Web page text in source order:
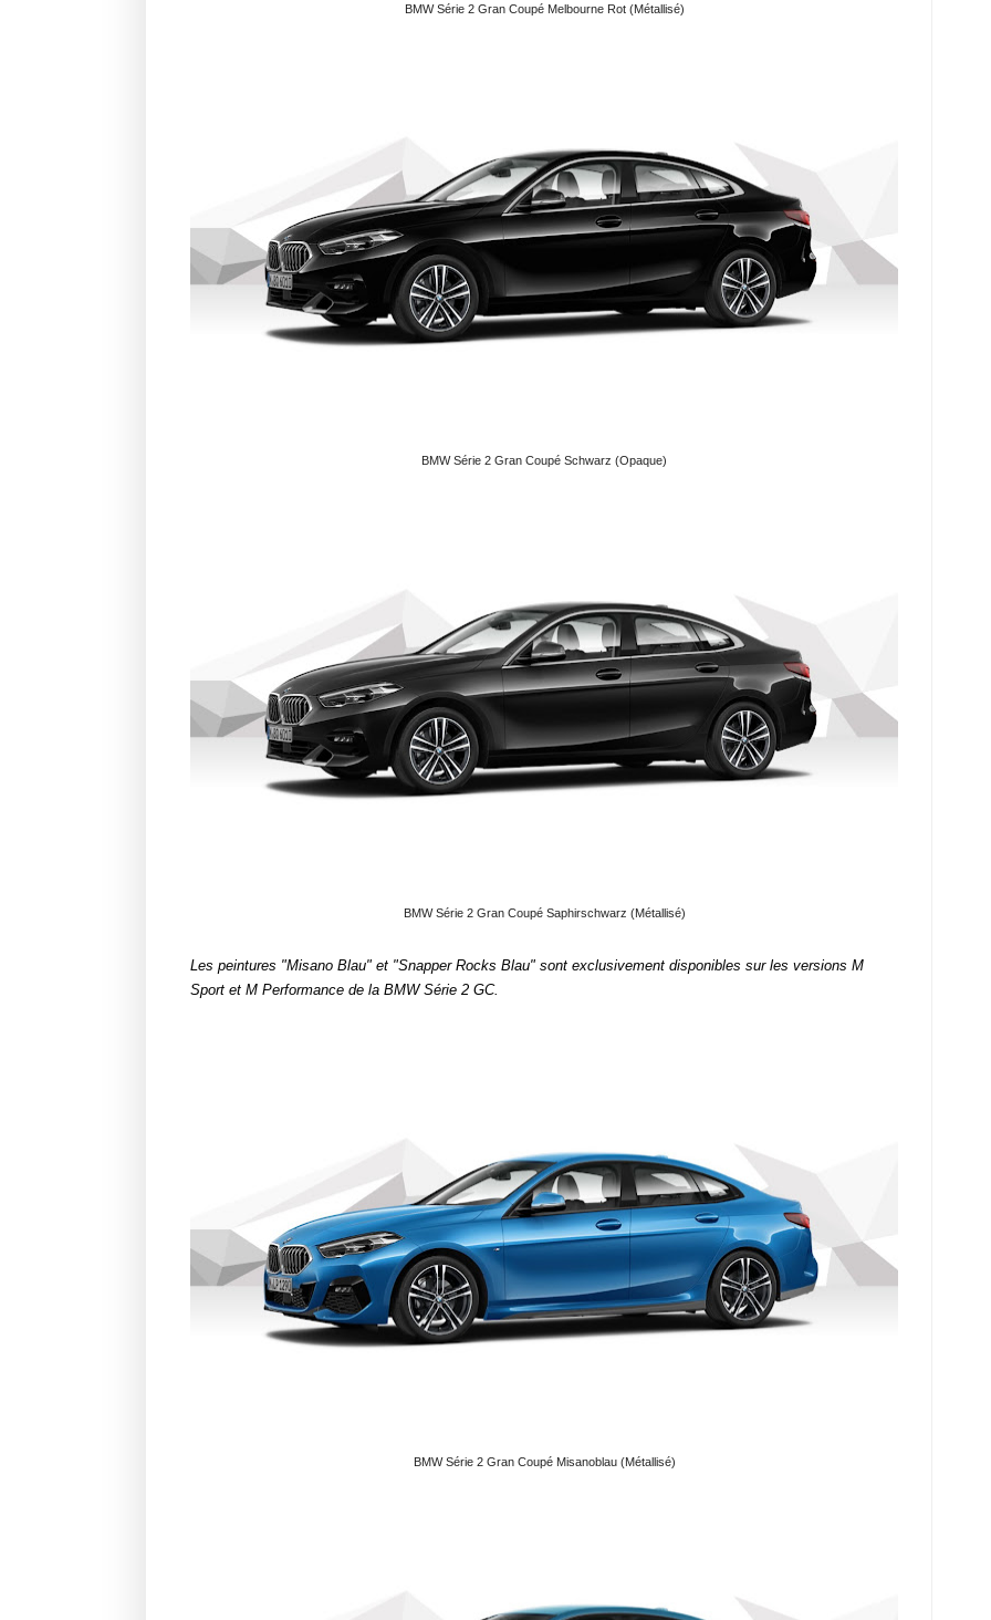
BMW Série 2 Gran Coupé Melbourne Rot (Métallisé)
BMW Série 2 Gran Coupé Schwarz (Opaque)
BMW Série 2 Gran Coupé Saphirschwarz (Métallisé)
Les peintures "Misano Blau" et "Snapper Rocks Blau" sont exclusivement disponibles sur les versions M
Sport et M Performance de la BMW Série 2 GC.
BMW Série 2 Gran Coupé Misanoblau (Métallisé)